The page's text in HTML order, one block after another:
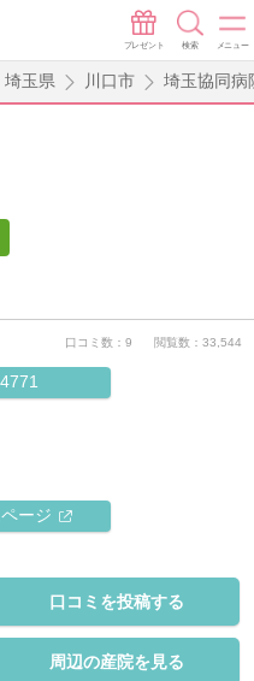
プレゼント 検索 メニュー
埼玉県 川口市 埼玉協同病
口コミ数：9 閲覧数：33,544
ージ
口コミを投稿する
周辺の産院を見る